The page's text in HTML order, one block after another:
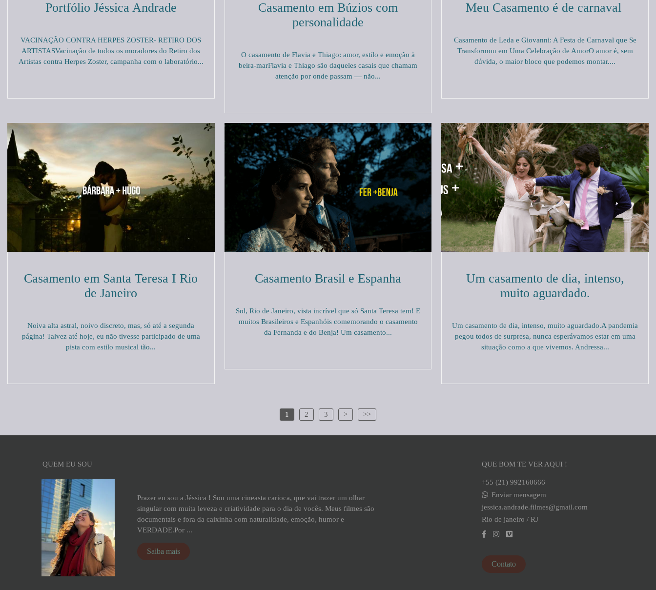
Portfólio Jéssica Andrade
VACINAÇÃO CONTRA HERPES ZOSTER- RETIRO DOS
ARTISTASVacinação de todos os moradores do Retiro dos
Artistas contra Herpes Zoster, campanha com o laboratório...
Casamento em Búzios com
personalidade
O casamento de Flavia e Thiago: amor, estilo e emoção à
beira-marFlavia e Thiago são daqueles casais que chamam
atenção por onde passam — não...
Meu Casamento é de carnaval
Casamento de Leda e Giovanni: A Festa de Carnaval que Se
Transformou em Uma Celebração de AmorO amor é, sem
dúvida, o maior bloco que podemos montar....
Casamento em Santa Teresa I Rio
de Janeiro
Noiva alta astral, noivo discreto, mas, só até a segunda
página! Talvez até hoje, eu não tivesse participado de uma
pista com estilo musical tão...
Casamento Brasil e Espanha
Sol, Rio de Janeiro, vista incrível que só Santa Teresa tem! E
muitos Brasileiros e Espanhóis comemorando o casamento
da Fernanda e do Benja! Um casamento...
Um casamento de dia, intenso,
muito aguardado.
Um casamento de dia, intenso, muito aguardado.A pandemia
pegou todos de surpresa, nunca esperávamos estar em uma
situação como a que vivemos. Andressa...
1 2 3 > >>
QUEM EU SOU
Prazer eu sou a Jéssica ! Sou uma cineasta carioca, que vai trazer um olhar
singular com muita leveza e criatividade para o dia de vocês. Meus filmes são
documentais e fora da caixinha com naturalidade, emoção, humor e
VERDADE.Por ...
Saiba mais
QUE BOM TE VER AQUI !
+55 (21) 992160666
Enviar mensagem
jessica.andrade.filmes@gmail.com
Rio de janeiro / RJ
Contato